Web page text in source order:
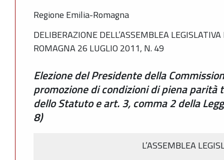
Regione Emilia-Romagna
DELIBERAZIONE DELL’ASSEMBLEA
ROMAGNA 26 LUGLIO 2011, N. 49
Elezione del Presidente della
promozione di condizioni di piena parità
dello Statuto e art. 3, comma 2 della
8)
L’ASSEMBLEA